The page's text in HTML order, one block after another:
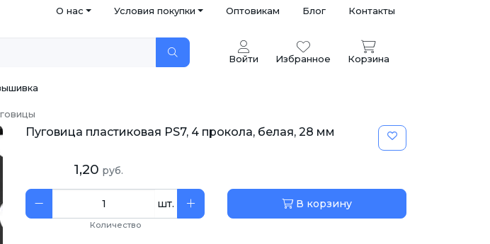
О нас Условия покупки Оптовикам Блог Контакты
Войти Избранное Корзина
Пуговица пластиковая PS7, 4 прокола, белая, 28 мм
1,20 руб.
шт.
Количество
В корзину